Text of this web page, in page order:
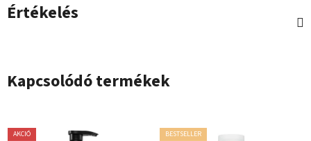
Értékelés
Kapcsolódó termékek
AKCIÓ BESTSELLER